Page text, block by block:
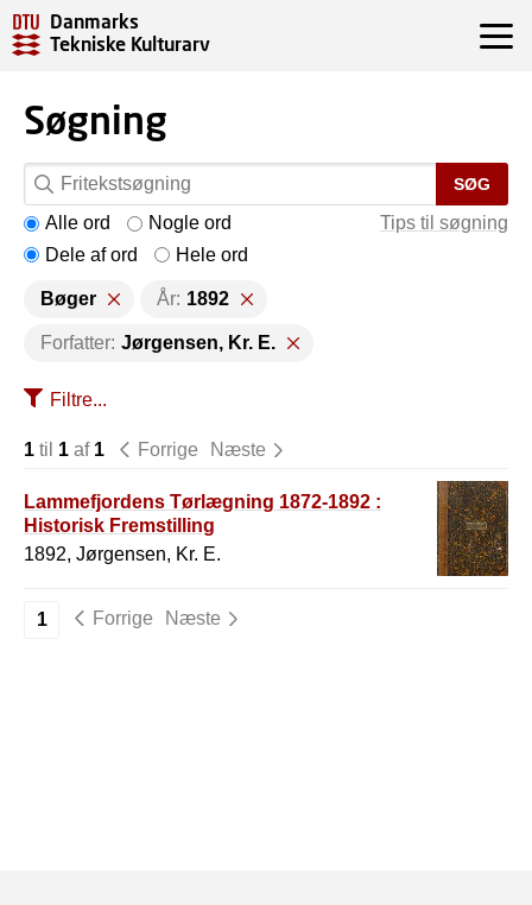
Danmarks
Tekniske Kulturarv
Søgning
SØG
Tips til søgning
Alle ord
Nogle ord
Dele af ord
Hele ord
Bøger År: 1892
Forfatter: Jørgensen, Kr. E.
Filtre...
1 til 1 af 1 Forrige Næste
Lammefjordens Tørlægning 1872-1892 :
Historisk Fremstilling
1892, Jørgensen, Kr. E.
1 Forrige Næste